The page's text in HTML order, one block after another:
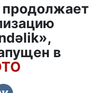
продолжает
в